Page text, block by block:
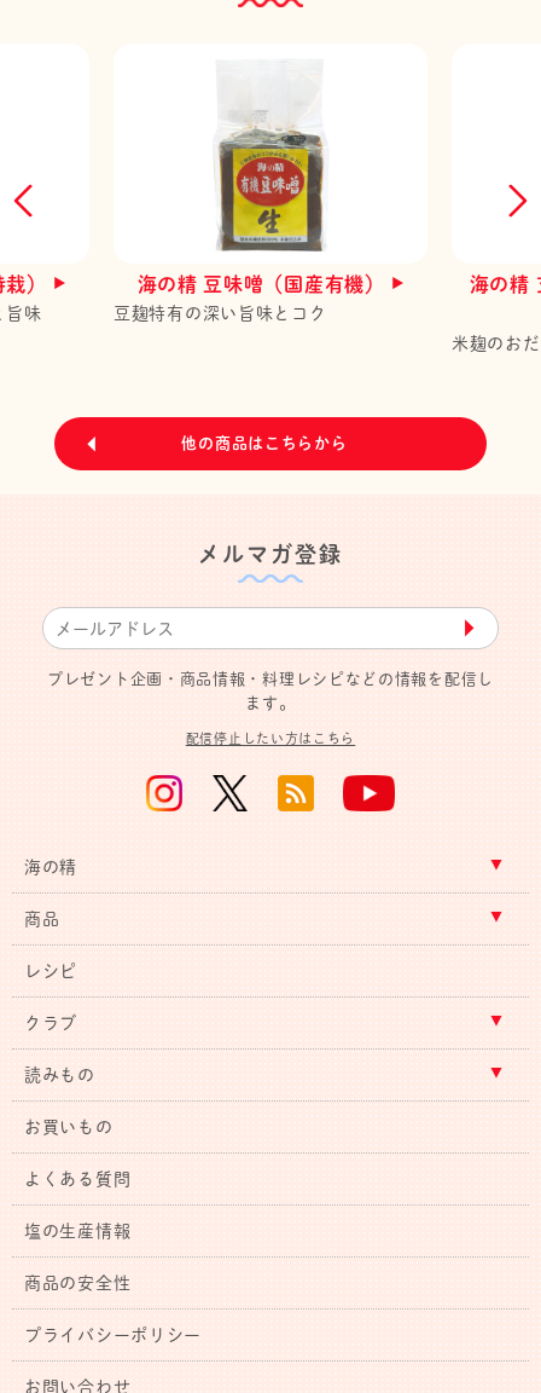
）
旨味
海の精 豆味噌（国産有機）
豆麹特有の深い旨味とコク
海の精
米麹のお
他の商品はこちらから
メルマガ登録
▶︎
プレゼント企画・商品情報・料理レシピなどの情報を配信し
ます。
配信停止したい方はこちら
海の精
商品
レシピ
クラブ
読みもの
お買いもの
よくある質問
塩の生産情報
商品の安全性
プライバシーポリシー
お問い合わせ